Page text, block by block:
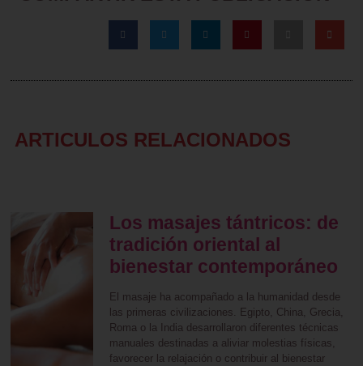
ARTICULOS RELACIONADOS
Los masajes tántricos: de
tradición oriental al
bienestar contemporáneo
El masaje ha acompañado a la humanidad desde
las primeras civilizaciones. Egipto, China, Grecia,
Roma o la India desarrollaron diferentes técnicas
manuales destinadas a aliviar molestias físicas,
favorecer la relajación o contribuir al bienestar